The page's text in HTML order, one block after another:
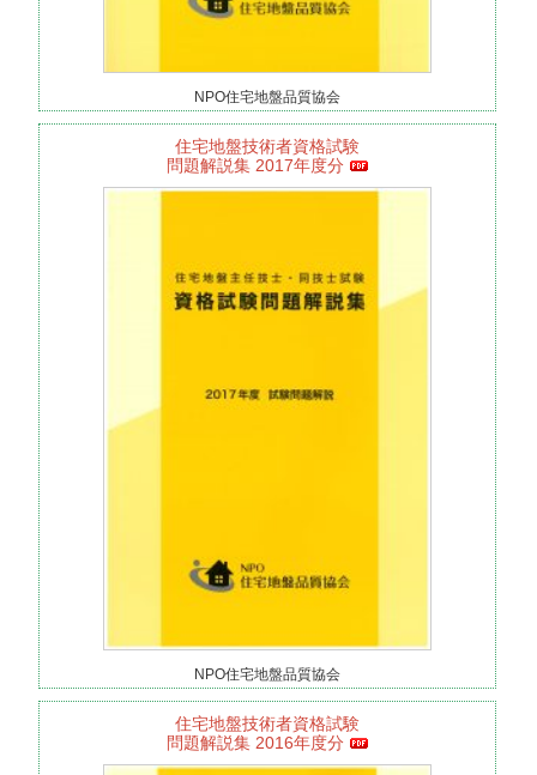
NPO住宅地盤品質協会
住宅地盤技術者資格試験
問題解説集 2017年度分
NPO住宅地盤品質協会
住宅地盤技術者資格試験
問題解説集 2016年度分